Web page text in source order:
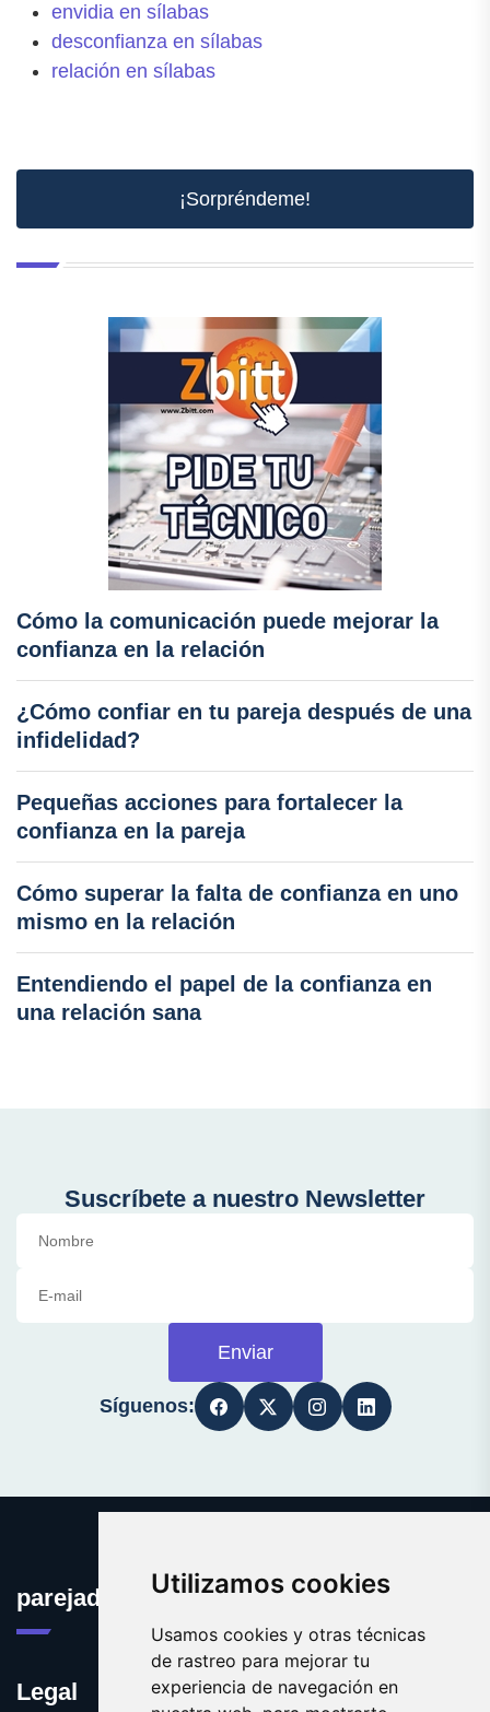
Utilizamos cookies
Usamos cookies y otras técnicas
de rastreo para mejorar tu
experiencia de navegación en
envidia en sílabas
desconfianza en sílabas
relación en sílabas
¡Sorpréndeme!
Cómo la comunicación puede mejorar la
confianza en la relación
¿Cómo confiar en tu pareja después de una
infidelidad?
Pequeñas acciones para fortalecer la
confianza en la pareja
Cómo superar la falta de confianza en uno
mismo en la relación
Entendiendo el papel de la confianza en
una relación sana
Suscríbete a nuestro Newsletter
Enviar
Síguenos:
parejadehecho.es
Legal